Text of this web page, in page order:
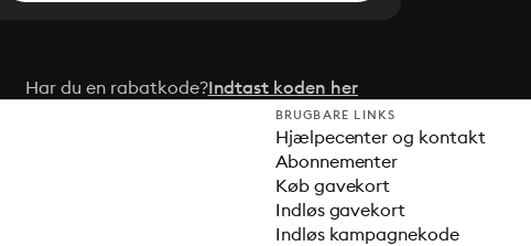
Har du en rabatkode?Indtast koden her
BRUGBARE LINKS
Hjælpecenter og kontakt
Abonnementer
Køb gavekort
Indløs gavekort
Indløs kampagnekode